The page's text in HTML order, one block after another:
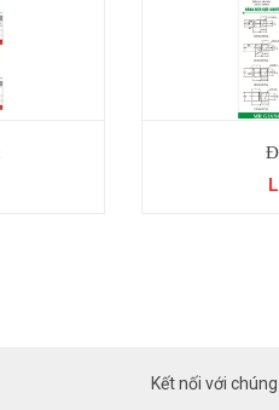
Kết nối với